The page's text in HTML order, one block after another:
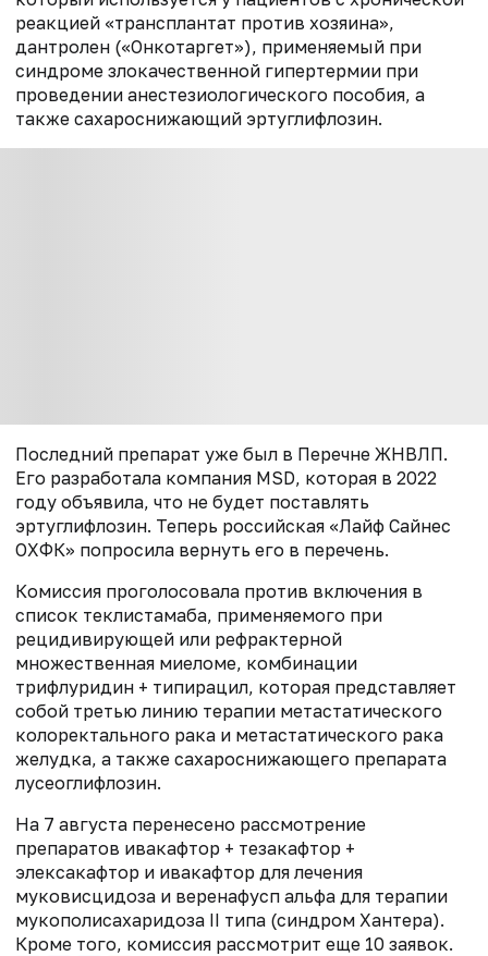
реакцией «трансплантат против хозяина»,
дантролен («Онкотаргет»), применяемый при
синдроме злокачественной гипертермии при
проведении анестезиологического пособия, а
также сахароснижающий эртуглифлозин.
Последний препарат уже был в Перечне ЖНВЛП.
Его разработала компания MSD, которая в 2022
году объявила, что не будет поставлять
эртуглифлозин. Теперь российская «Лайф Сайнес
ОХФК» попросила вернуть его в перечень.
Комиссия проголосовала против включения в
список теклистамаба, применяемого при
рецидивирующей или рефрактерной
множественная миеломе, комбинации
трифлуридин + типирацил, которая представляет
собой третью линию терапии метастатического
колоректального рака и метастатического рака
желудка, а также сахароснижающего препарата
лусеоглифлозин.
На 7 августа перенесено рассмотрение
препаратов ивакафтор + тезакафтор +
элексакафтор и ивакафтор для лечения
муковисцидоза и веренафусп альфа для терапии
мукополисахаридоза II типа (синдром Хантера).
Кроме того, комиссия рассмотрит еще 10 заявок.